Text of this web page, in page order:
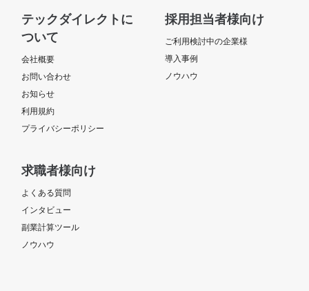
テックダイレクトに
ついて
会社概要
お問い合わせ
お知らせ
利用規約
プライバシーポリシー
採用担当者様向け
ご利用検討中の企業様
導入事例
ノウハウ
求職者様向け
よくある質問
インタビュー
副業計算ツール
ノウハウ